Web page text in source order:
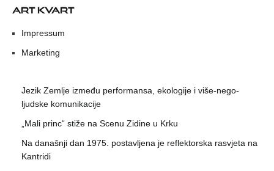
ART KVART
Impressum
Marketing
Jezik Zemlje između performansa, ekologije i više-nego-
ljudske komunikacije
„Mali princ“ stiže na Scenu Zidine u Krku
Na današnji dan 1975. postavljena je reflektorska rasvjeta na
Kantridi